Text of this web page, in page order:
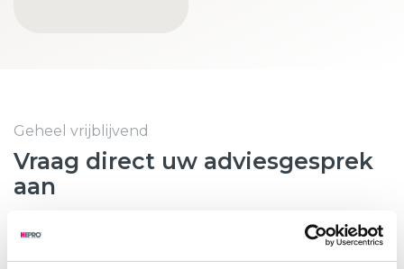
Geheel vrijblijvend
Vraag direct uw adviesgesprek
aan